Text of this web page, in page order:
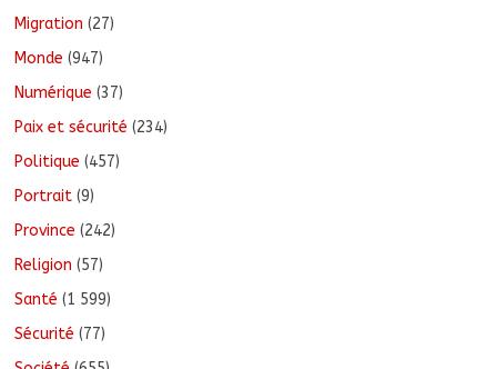
Migration (27)
Monde (947)
Numérique (37)
Paix et sécurité (234)
Politique (457)
Portrait (9)
Province (242)
Religion (57)
Santé (1 599)
Sécurité (77)